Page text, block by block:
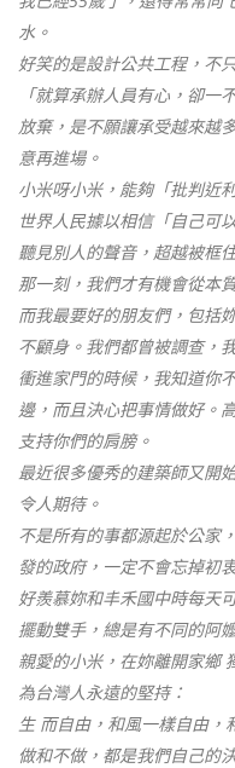
水。
好笑的是設計公共工程，不
「就算承辦人員有心，卻
放棄，是不願讓承受越來越
意再進場。
小米呀小米，能夠「批判近
世界人民據以相信「自己可
聽見別人的聲音，超越被框
那一刻，我們才有機會從本
而我最要好的朋友們，包括
不顧身。我們都曾被調查，
衝進家門的時候，我知道你
邊，而且決心把事情做好。
支持你們的肩膀。
最近很多優秀的建築師又開
令人期待。
不是所有的事都源起於公家
發的政府，一定不會忘掉初
好羨慕妳和丰禾國中時每天
擺動雙手，總是有不同的阿
親愛的小米，在妳離開家鄉
為台灣人永遠的堅持：
生 而自由，和風一樣自由，
做和不做，都是我們自己的